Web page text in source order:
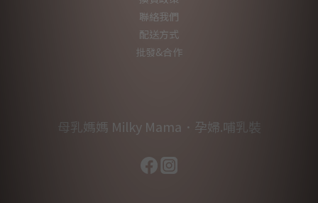
聯絡我們
配送方式
批發&合作
母乳媽媽 Milky Mama．孕婦.哺乳裝